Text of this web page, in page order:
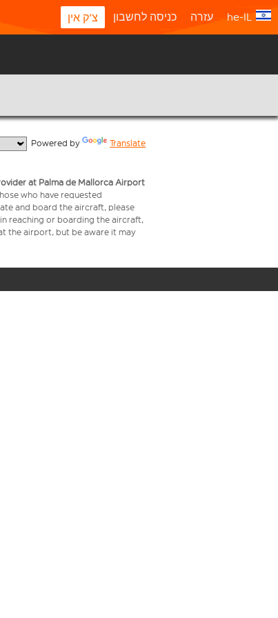
צ'ק אין כניסה לחשבון עזרה he-IL
Powered by Translate
at Palma de Mallorca Airport
who have requested
and board the aircraft, please
reaching or boarding the aircraft,
the airport, but be aware it may